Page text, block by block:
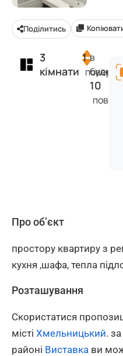
Поділитись
3
кімнати
1
поверх
в
10
Про об’єкт
простору квартиру з
кухня ,шафа, тепла
Розташування
Скористатися
місті Хмельницький.
районі Виставка ви